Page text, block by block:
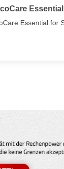
Essential for